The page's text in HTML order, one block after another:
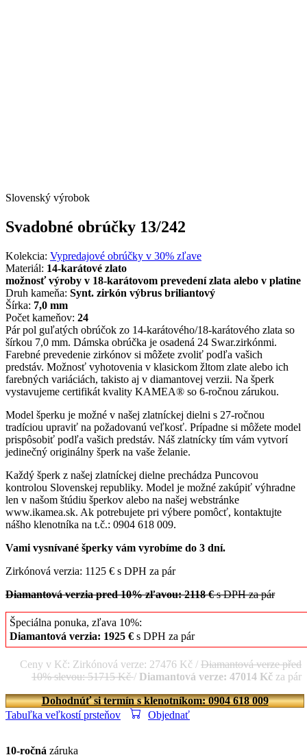
Slovenský výrobok
Svadobné obrúčky 13/242
Kolekcia: Vypredajové obrúčky v 30% zľave
Materiál: 14-karátové zlato
možnosť výroby v 18-karátovom prevedení zlata alebo v platine
Druh kameňa: Synt. zirkón výbrus briliantový
Šírka: 7,0 mm
Počet kameňov: 24
Pár pol guľatých obrúčok zo 14-karátového/18-karátového zlata so
šírkou 7,0 mm. Dámska obrúčka je osadená 24 Swar.zirkónmi.
Farebné prevedenie zirkónov si môžete zvoliť podľa vašich
predstáv. Možnosť vyhotovenia v klasickom žltom zlate alebo ich
farebných variáciách, takisto aj v diamantovej verzii. Na šperk
vystavujeme certifikát kvality KAMEA® so 6-ročnou zárukou.
Model šperku je možné v našej zlatníckej dielni s 27-ročnou
tradíciou upraviť na požadovanú veľkosť. Prípadne si môžete model
prispôsobiť podľa vašich predstáv. Náš zlatnícky tím vám vytvorí
jedinečný originálny šperk na vaše želanie.
Každý šperk z našej zlatníckej dielne prechádza Puncovou
kontrolou Slovenskej republiky. Model je možné zakúpiť výhradne
len v našom štúdiu šperkov alebo na našej webstránke
www.ikamea.sk. Ak potrebujete pri výbere pomôcť, kontaktujte
nášho klenotníka na t.č.: 0904 618 009.
Vami vysnívané šperky vám vyrobíme do 3 dní.
Zirkónová verzia: 1125 € s DPH za pár
Diamantová verzia pred 10% zľavou: 2118 €s DPH za pár
Špeciálna ponuka, zľava 10%:
Diamantová verzia: 1925 € s DPH za pár
Ceny v Kč: Zirkónová verze: 27476 Kč / Diamantová verze před
10% slevou: 51715 Kč/ Diamantová verze: 47014 Kč za pár
Dohodnúť si termín s klenotníkom: 0904 618 009
Tabuľka veľkostí prsteňov
Objednať
10-ročná záruka